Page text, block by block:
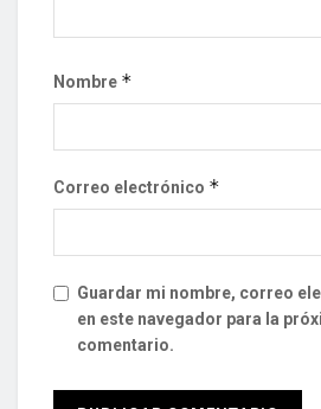
Nombre *
Correo electrónico *
Guardar mi nombre, correo
en este navegador para la
comentario.